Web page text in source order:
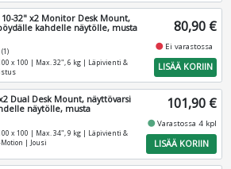
10-32" x2 Monitor Desk Mount,
kahdelle näytölle, musta
(1)
100 x 100 | Max. 32", 6 kg | Läpivienti &
80,90 €
fiber_manual_record Ei varastossa
LISÄÄ KORIIN
Dual Desk Mount, näyttövarsi
näytölle, musta
100 x 100 | Max. 34", 9 kg | Läpivienti &
| Jousi
101,90 €
fiber_manual_recordVarastossa 4 kpl
LISÄÄ KORIIN